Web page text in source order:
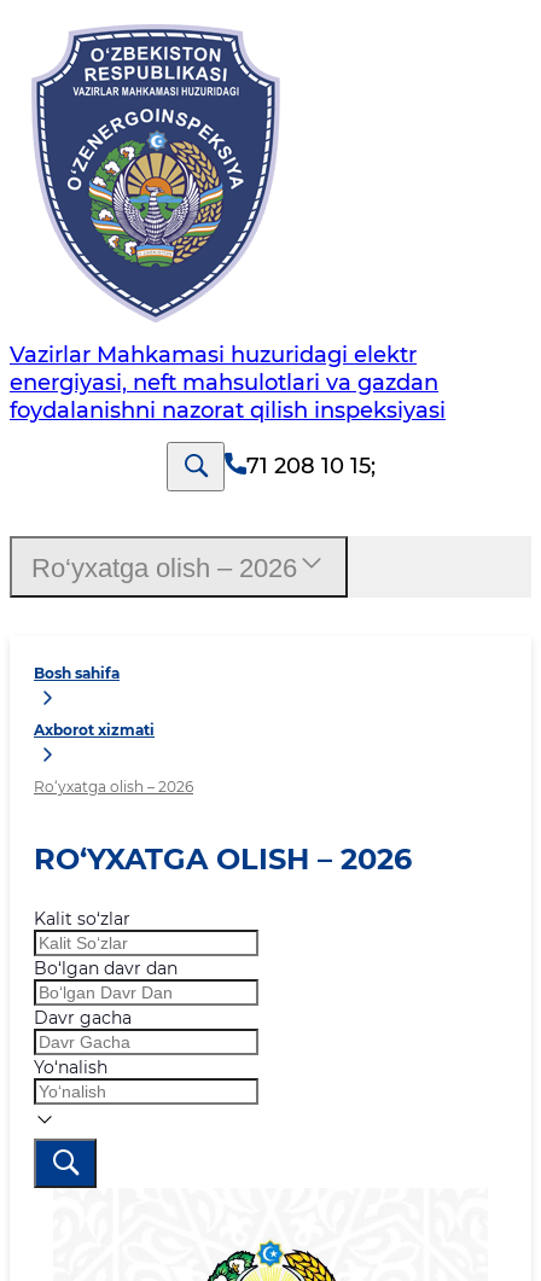
Vazirlar Mahkamasi huzuridagi elektr
energiyasi, neft mahsulotlari va gazdan
foydalanishni nazorat qilish inspeksiyasi
71 208 10 15;
Bosh sahifa
Axborot xizmati
Ro‘yxatga olish – 2026
RO‘YXATGA OLISH – 2026
Kalit so‘zlar
Bo‘lgan davr dan
Davr gacha
Yo‘nalish
Ro‘yxatga olish – 2026